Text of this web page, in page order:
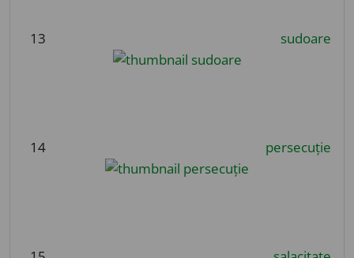
13 sudoare
14 persecuție